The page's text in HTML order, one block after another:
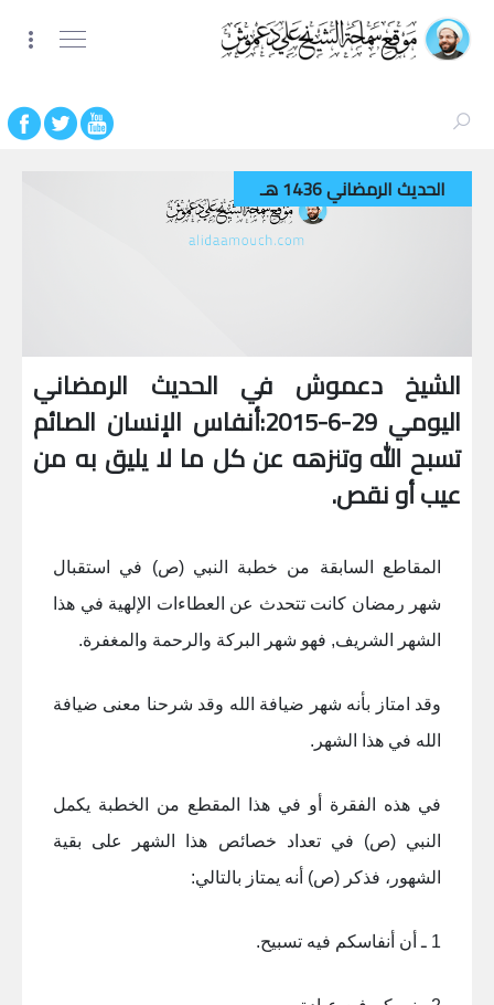
الحديث الرمضاني 1436 هـ
الشيخ دعموش في الحديث الرمضاني
اليومي 29-6-2015:أنفاس الإنسان الصائم
تسبح الله وتنزهه عن كل ما لا يليق به من
عيب أو نقص.
المقاطع السابقة من خطبة النبي (ص) في استقبال
شهر رمضان كانت تتحدث عن العطاءات الإلهية في هذا
الشهر الشريف, فهو شهر البركة والرحمة والمغفرة.
وقد امتاز بأنه شهر ضيافة الله وقد شرحنا معنى ضيافة
الله في هذا الشهر.
في هذه الفقرة أو في هذا المقطع من الخطبة يكمل
النبي (ص) في تعداد خصائص هذا الشهر على بقية
الشهور، فذكر (ص) أنه يمتاز بالتالي:
1 ـ أن أنفاسكم فيه تسبيح.